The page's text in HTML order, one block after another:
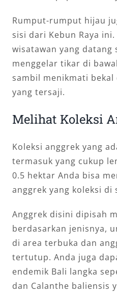
Rumput-rumput hijau
sisi dari Kebun Raya
wisatawan yang datang
menggelar tikar di
sambil menikmati bekal
yang tersaji.
Melihat Koleksi
Koleksi anggrek yang
termasuk yang cukup
0.5 hektar Anda bisa
anggrek yang koleksi di
Anggrek disini dipisah
berdasarkan jenisnya,
di area terbuka dan
tertutup. Anda juga
endemik Bali langka
dan Calanthe baliensis